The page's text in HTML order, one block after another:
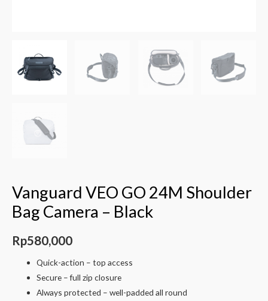
Vanguard VEO GO 24M Shoulder
Bag Camera – Black
Rp580,000
Quick-action – top access
Secure – full zip closure
Always protected – well-padded all round